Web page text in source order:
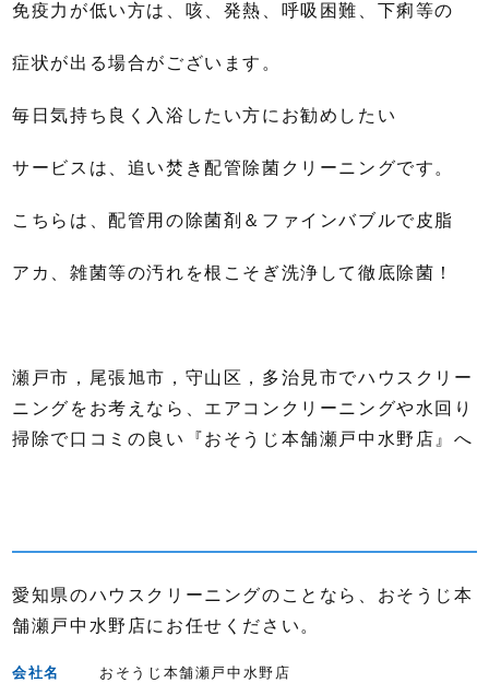
免疫力が低い方は、咳、発熱、呼吸困難、下痢等の
症状が出る場合がございます。
毎日気持ち良く入浴したい方にお勧めしたい
サービスは、追い焚き配管除菌クリーニングです。
こちらは、配管用の除菌剤＆ファインバブルで皮脂
アカ、雑菌等の汚れを根こそぎ洗浄して徹底除菌！
瀬戸市，尾張旭市，守山区，多治見市でハウスクリー
ニングをお考えなら、エアコンクリーニングや水回り
掃除で口コミの良い『おそうじ本舗瀬戸中水野店』へ
愛知県のハウスクリーニングのことなら、おそうじ本
舗瀬戸中水野店にお任せください。
会社名
おそうじ本舗瀬戸中水野店